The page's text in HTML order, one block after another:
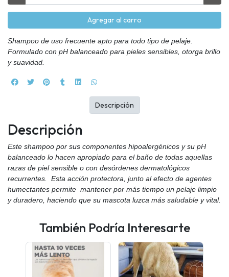
Agregar al carro
Shampoo de uso frecuente apto para todo tipo de pelaje.
Formulado con pH balanceado para pieles sensibles, otorga brillo
y suavidad.
Descripción
Este shampoo por sus componentes hipoalergénicos y su pH
balanceado lo hacen apropiado para el baño de todas aquellas
razas de piel sensible o con desórdenes dermatológicos
recurrentes. Esta acción protectora, junto al efecto de agentes
humectantes permite mantener por más tiempo un pelaje limpio
y duradero, haciendo que su mascota luzca más saludable y vital.
Descripción
También Podría Interesarte